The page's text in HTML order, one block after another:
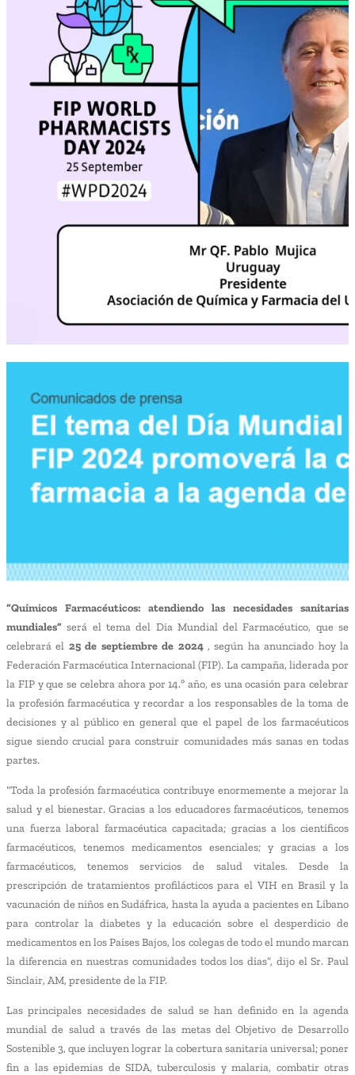
“Químicos Farmacéuticos: atendiendo las necesidades sanitarias
mundiales” será el tema del Día Mundial del Farmacéutico, que se
celebrará el 25 de septiembre de 2024, según ha anunciado hoy la
Federación Farmacéutica Internacional (FIP). La campaña, liderada por
la FIP y que se celebra ahora por 14.º año, es una ocasión para celebrar
la profesión farmacéutica y recordar a los responsables de la toma de
decisiones y al público en general que el papel de los farmacéuticos
sigue siendo crucial para construir comunidades más sanas en todas
partes.
“Toda la profesión farmacéutica contribuye enormemente a mejorar la
salud y el bienestar. Gracias a los educadores farmacéuticos, tenemos
una fuerza laboral farmacéutica capacitada; gracias a los científicos
farmacéuticos, tenemos medicamentos esenciales; y gracias a los
farmacéuticos, tenemos servicios de salud vitales. Desde la
prescripción de tratamientos profilácticos para el VIH en Brasil y la
vacunación de niños en Sudáfrica, hasta la ayuda a pacientes en Líbano
para controlar la diabetes y la educación sobre el desperdicio de
medicamentos en los Países Bajos, los colegas de todo el mundo marcan
la diferencia en nuestras comunidades todos los días”, dijo el Sr. Paul
Sinclair, AM, presidente de la FIP.
Las principales necesidades de salud se han definido en la agenda
mundial de salud a través de las metas del Objetivo de Desarrollo
Sostenible 3, que incluyen lograr la cobertura sanitaria universal; poner
fin a las epidemias de SIDA, tuberculosis y malaria, combatir otras